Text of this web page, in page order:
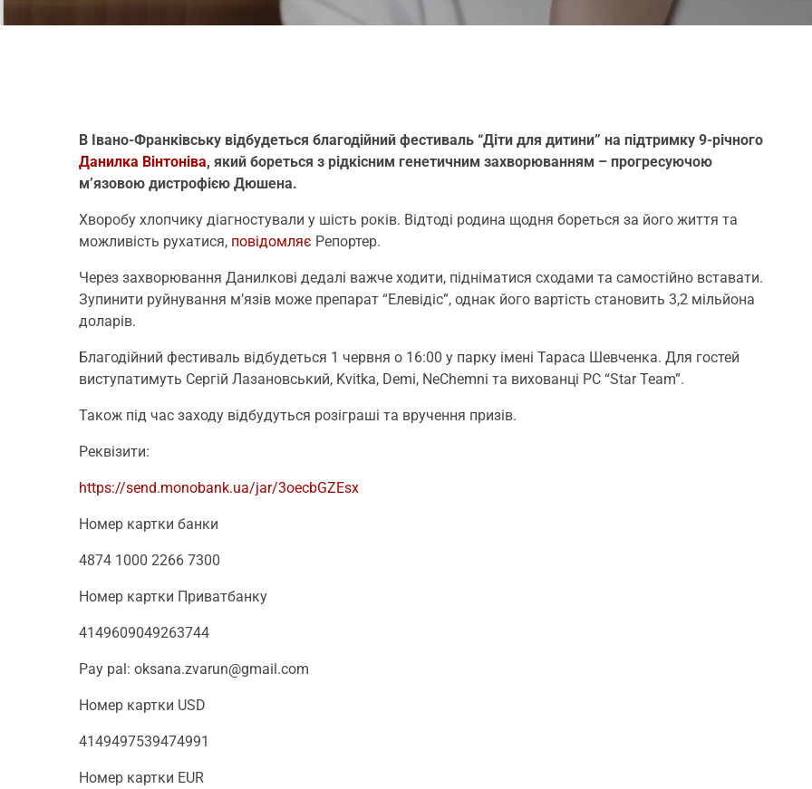
В Івано-Франківську відбудеться благодійний фестиваль “Діти для дитини” на підтримку 9-річного
Данилка Вінтоніва, який бореться з рідкісним генетичним захворюванням – прогресуючою
м’язовою дистрофією Дюшена.
Хворобу хлопчику діагностували у шість років. Відтоді родина щодня бореться за його життя та
можливість рухатися, повідомляє Репортер.
Через захворювання Данилкові дедалі важче ходити, підніматися сходами та самостійно вставати.
Зупинити руйнування м’язів може препарат “Елевідіс”, однак його вартість становить 3,2 мільйона
доларів.
Благодійний фестиваль відбудеться 1 червня о 16:00 у парку імені Тараса Шевченка. Для гостей
виступатимуть Сергій Лазановський, Kvitka, Demi, NeChemni та вихованці PC “Star Team”.
Також під час заходу відбудуться розіграші та вручення призів.
Реквізити:
https://send.monobank.ua/jar/3oecbGZEsx
Номер картки банки
4874 1000 2266 7300
Номер картки Приватбанку
4149609049263744
Pay pal: oksana.zvarun@gmail.com
Номер картки USD
4149497539474991
Номер картки EUR